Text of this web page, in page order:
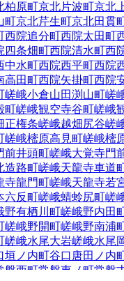
柏原町京北片波町京北
町京北芹生町京北田貫
西院追分町西院太田町
四条畑町西院清水町西
中水町西院西平町西院
高田町西院矢掛町西院
嵯峨小倉山田渕山町嵯
町嵯峨観空寺谷町嵯峨
正権条嵯峨越畑尻谷嵯
嵯峨樒原高見町嵯峨樒
前井頭町嵯峨大覚寺門
造路町嵯峨天龍寺車道
寺龍門町嵯峨天龍寺若
六反町嵯峨蜻蛉尻町嵯
野有栖川町嵯峨野内田
嵯峨野開町嵯峨野南浦
嵯峨水尾大岩嵯峨水尾
垣ノ内町谷口唐田ノ内
盤西町常盤東ノ町常盤